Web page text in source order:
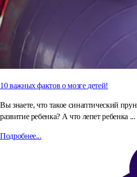
10 важных фактов о мозге детей!
Вы знаете, что такое синаптический
развитие ребенка? А что лепет ребенка ...
Подробнее...